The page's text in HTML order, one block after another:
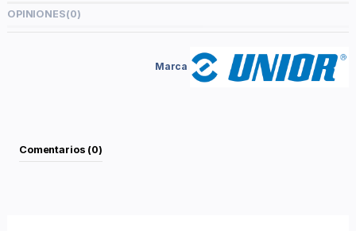
OPINIONES(0)
Marca
Comentarios (0)